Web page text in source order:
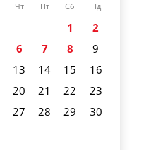
Чт Пт Сб Нд
1
2
6 7 8
9
13 14 15
16
20 21 22
23
27 28 29
30